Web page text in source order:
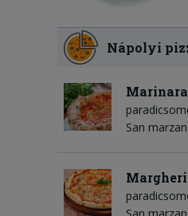
Nápolyi
San